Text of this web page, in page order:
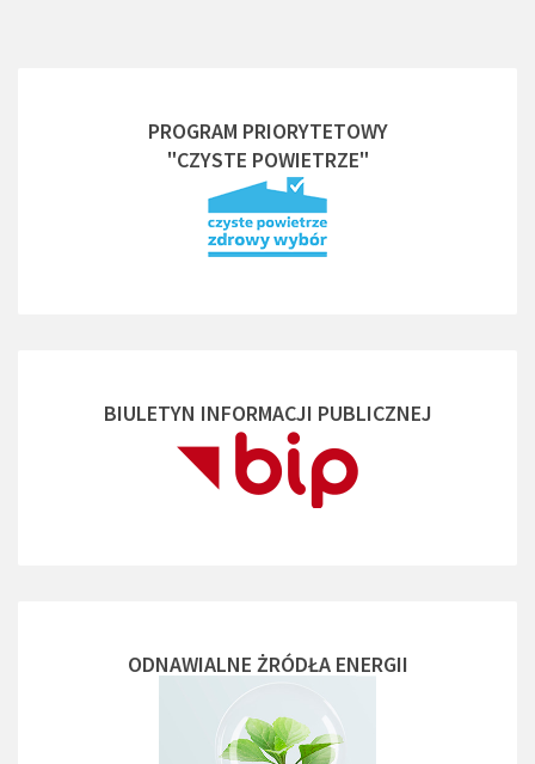
PROGRAM PRIORYTETOWY
"CZYSTE POWIETRZE"
BIULETYN INFORMACJI PUBLICZNEJ
ODNAWIALNE ŻRÓDŁA ENERGII